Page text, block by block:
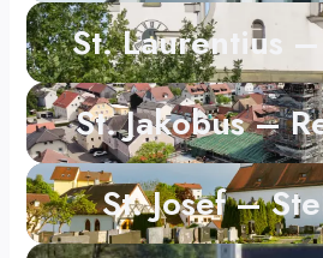
St. Laurentius
St. Jakobus –
St. Josef –